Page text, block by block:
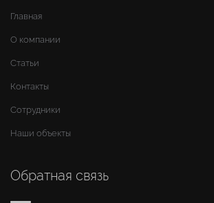
Главная
О компании
Статьи
Контакты
Сотрудники
Наши объекты
Обратная связь